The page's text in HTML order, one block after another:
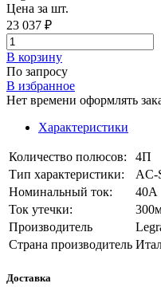
Цена за шт.
23 037 ₽
В корзинy
По запросу
В избранное
Нет времени оформлять
Характеристики
Количество полюсов:
4П
Тип характеристики:
AC-
Номинальный ток:
40А
Ток утечки:
Производитель
Страна производитель
Доставка